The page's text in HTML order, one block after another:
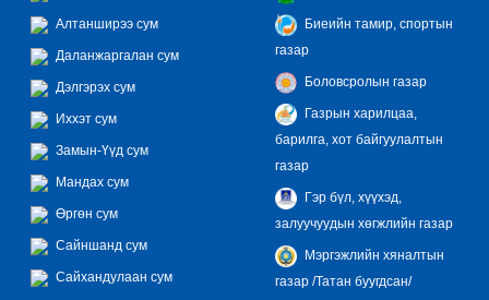
Алтанширээ сум
Даланжаргалан сум
Дэлгэрэх сум
Иххэт сум
Замын-Үүд сум
Мандах сум
Өргөн сум
Сайншанд сум
Сайхандулаан сум
Биеийн тамир, спортын
газар
Боловсролын газар
Газрын харилцаа,
барилга, хот байгуулалтын
газар
Гэр бүл, хүүхэд,
залуучуудын хөгжлийн газар
Мэргэжлийн хяналтын
газар /Татан буугдсан/